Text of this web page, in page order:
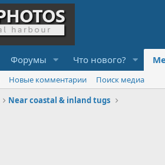
Форумы Что нового?
Новые комментарии
Поиск медиа
Near coastal & inland tugs